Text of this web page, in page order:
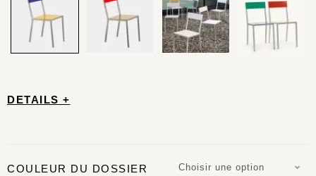
DETAILS +
COULEUR DU DOSSIER Choisir une option